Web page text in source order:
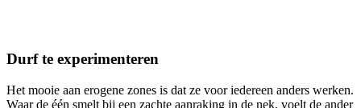
Durf te experimenteren
Het mooie aan erogene zones is dat ze voor iedereen anders werken.
Waar de één smelt bij een zachte aanraking in de nek, voelt de ander